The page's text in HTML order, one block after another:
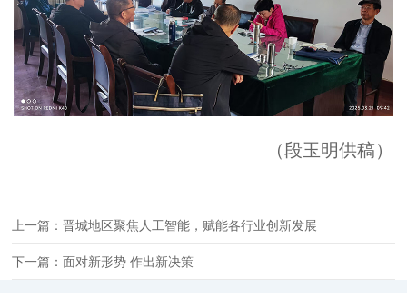
（段玉明供稿）
上一篇：晋城地区聚焦人工智能，赋能各行业创新发展
下一篇：面对新形势 作出新决策